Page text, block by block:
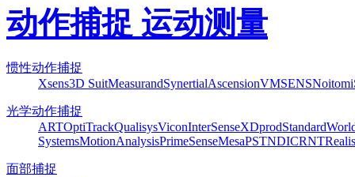
动作捕捉 运动测量
惯性动作捕捉
Xsens3D SuitMeasurandSynertialAscensionVMSENSNoitom
光学动作捕捉
ARTOptiTrackQualisysViconInterSenseXDprodStandard
SystemsMotionAnalysisPrimeSenseMesaPSTNDICRNTRealis
面部捕捉